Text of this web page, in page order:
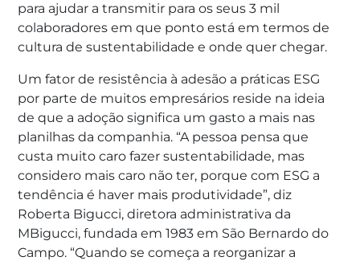
para ajudar a transmitir para os seus 3 mil
colaboradores em que ponto está em termos de
cultura de sustentabilidade e onde quer chegar.
Um fator de resistência à adesão a práticas ESG
por parte de muitos empresários reside na ideia
de que a adoção significa um gasto a mais nas
planilhas da companhia. “A pessoa pensa que
custa muito caro fazer sustentabilidade, mas
considero mais caro não ter, porque com ESG a
tendência é haver mais produtividade”, diz
Roberta Bigucci, diretora administrativa da
MBigucci, fundada em 1983 em São Bernardo do
Campo. “Quando se começa a reorganizar a